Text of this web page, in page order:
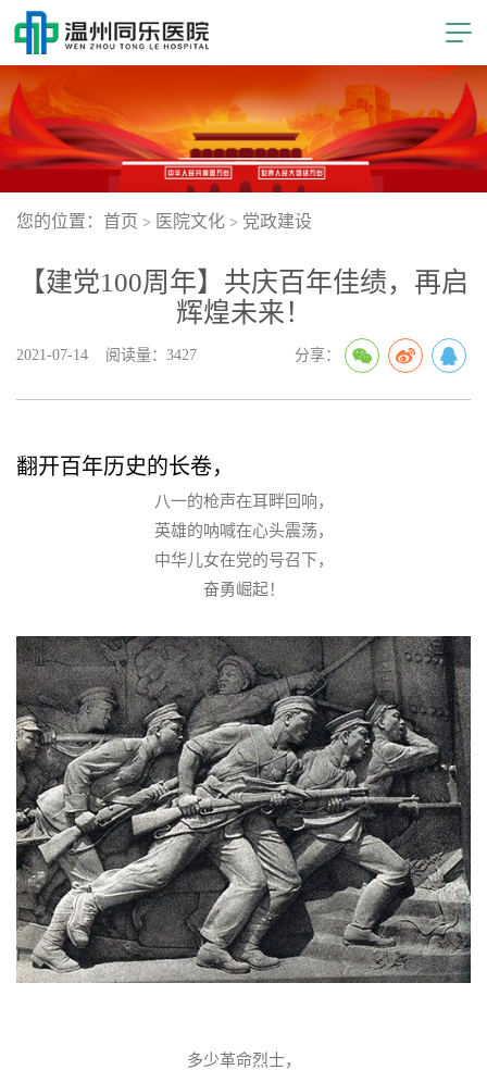
您的位置：首页 > 医院文化 > 党政建设
【建党100周年】共庆百年佳绩，再启
辉煌未来！
2021-07-14 阅读量：3427 分享：
翻开百年历史的长卷，
八一的枪声在耳畔回响，
英雄的呐喊在心头震荡，
中华儿女在党的号召下，
奋勇崛起！
多少革命烈士，